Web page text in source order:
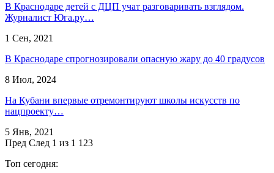
В Краснодаре детей с ДЦП учат разговаривать взглядом.
Журналист Юга.ру…
1 Сен, 2021
В Краснодаре спрогнозировали опасную жару до 40 градусов
8 Июл, 2024
На Кубани впервые отремонтируют школы искусств по
нацпроекту…
5 Янв, 2021
Пред След 1 из 1 123
Топ сегодня: